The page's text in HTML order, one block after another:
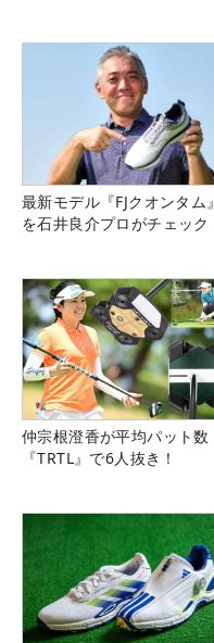
最新モデル『FJクオンタム』
を石井良介プロがチェック
仲宗根澄香が平均パット数
『TRTL』で6人抜き！